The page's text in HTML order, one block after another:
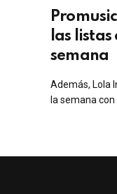
las
semana
Además, Lola
la semana con